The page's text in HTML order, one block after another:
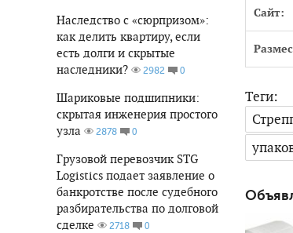
Наследство с «сюрпризом»:
как делить квартиру, если
есть долги и скрытые
наследники?
2982 0
Шариковые подшипники:
скрытая инженерия простого
узла
2878 0
Грузовой перевозчик STG
Logistics подает заявление о
банкротстве после судебного
разбирательства по долговой
сделке
2718 0
Сайт:
Теги: